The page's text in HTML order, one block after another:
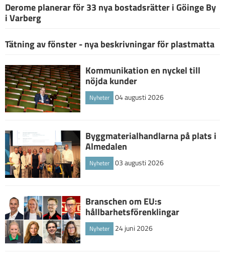
Derome planerar för 33 nya bostadsrätter i Göinge By
i Varberg
Tätning av fönster - nya beskrivningar för plastmatta
Kommunikation en nyckel till
nöjda kunder
Nyheter 04 augusti 2026
Byggmaterialhandlarna på plats i
Almedalen
Nyheter 03 augusti 2026
Branschen om EU:s
hållbarhetsförenklingar
Nyheter 24 juni 2026